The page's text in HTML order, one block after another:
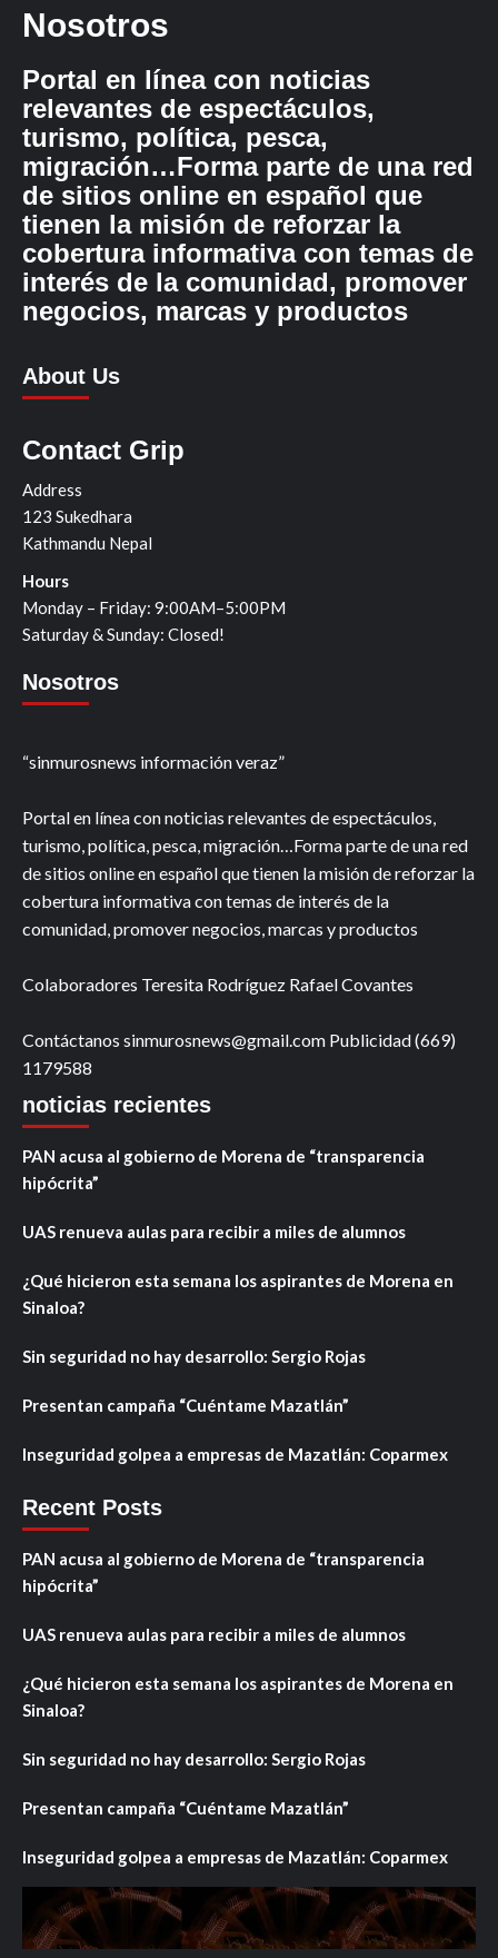
Nosotros
Portal en línea con noticias
relevantes de espectáculos,
turismo, política, pesca,
migración…Forma parte de una red
de sitios online en español que
tienen la misión de reforzar la
cobertura informativa con temas de
interés de la comunidad, promover
negocios, marcas y productos
About Us
Contact Grip
Address
123 Sukedhara
Kathmandu Nepal
Hours
Monday – Friday: 9:00AM–5:00PM
Saturday & Sunday: Closed!
Nosotros
“sinmurosnews información veraz”
Portal en línea con noticias relevantes de espectáculos,
turismo, política, pesca, migración…Forma parte de una red
de sitios online en español que tienen la misión de reforzar la
cobertura informativa con temas de interés de la
comunidad, promover negocios, marcas y productos
Colaboradores Teresita Rodríguez Rafael Covantes
Contáctanos sinmurosnews@gmail.com Publicidad (669)
1179588
noticias recientes
PAN acusa al gobierno de Morena de “transparencia
hipócrita”
UAS renueva aulas para recibir a miles de alumnos
¿Qué hicieron esta semana los aspirantes de Morena en
Sinaloa?
Sin seguridad no hay desarrollo: Sergio Rojas
Presentan campaña “Cuéntame Mazatlán”
Inseguridad golpea a empresas de Mazatlán: Coparmex
Recent Posts
PAN acusa al gobierno de Morena de “transparencia
hipócrita”
UAS renueva aulas para recibir a miles de alumnos
¿Qué hicieron esta semana los aspirantes de Morena en
Sinaloa?
Sin seguridad no hay desarrollo: Sergio Rojas
Presentan campaña “Cuéntame Mazatlán”
Inseguridad golpea a empresas de Mazatlán: Coparmex